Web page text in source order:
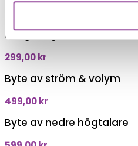
Rengöring
299,00kr
Byte av ström & volym
499,00kr
Byte av nedre högtalare